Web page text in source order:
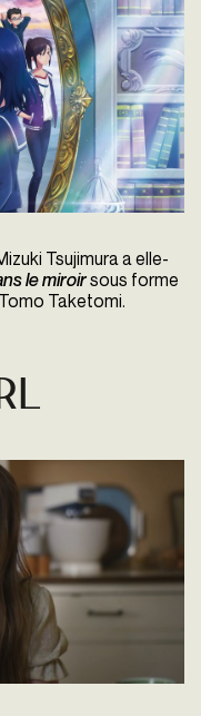
Tsujimura a elle-
le miroirsous forme
Taketomi.